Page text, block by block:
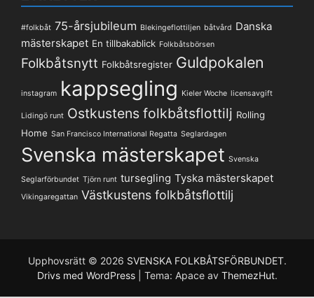
#folkbåt 75-årsjubileum Blekingeflottiljen båtvård Danska
mästerskapet En tillbakablick Folkbåtsbörsen
Folkbåtsnytt Folkbåtsregister Guldpokalen
instagram kappsegling Kieler Woche licensavgift
Lidingö runt Ostkustens folkbåtsflottilj Rolling
Home San Francisco International Regatta Seglardagen
Svenska mästerskapet Svenska
Seglarförbundet Tjörn runt tursegling Tyska mästerskapet
Vikingaregattan Västkustens folkbåtsflottilj
Upphovsrätt © 2026 SVENSKA FOLKBÅTSFÖRBUNDET.
Drivs med WordPress
Tema: Apace av ThemezHut.